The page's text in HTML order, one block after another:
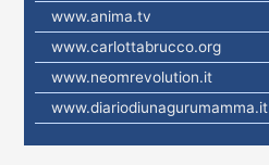
www.anima.tv
www.carlottabrucco.org
www.neomrevolution.it
www.diariodiunagurumamma.it